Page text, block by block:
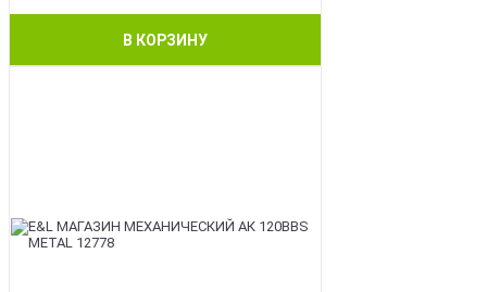
В КОРЗИНУ